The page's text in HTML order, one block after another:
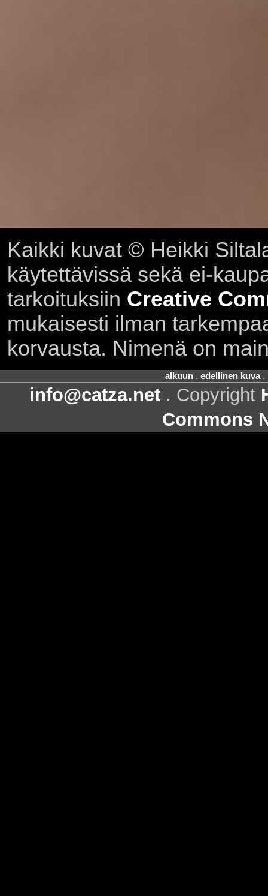
Kaikki kuvat © Heikki
käytettävissä sekä ei-
tarkoituksiin Creative
mukaisesti ilman
korvausta. Nimenä on
alkuun. edellinen kuva.
info@catza.net . Copyright
Commons